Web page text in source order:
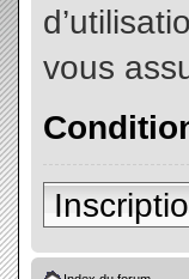
vous